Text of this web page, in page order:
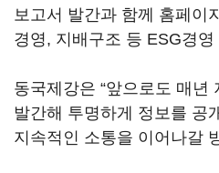
보고서 발간과 함께 홈페이
경영, 지배구조 등 ESG경
동국제강은 “앞으로도 매년
발간해 투명하게 정보를 공
지속적인 소통을 이어나갈